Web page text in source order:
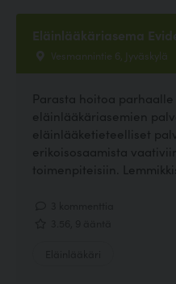
Eläinlääkäriasema
Vesmannintie 6, Jyväskylä
Parasta hoitoa
eläinlääkäriasemien
eläinlääketieteelliset
erikoisosaamista
toimenpiteisiin.